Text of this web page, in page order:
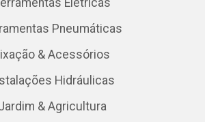
Elétricas
Pneumáticas
& Acessórios
Hidráulicas
& Agricultura